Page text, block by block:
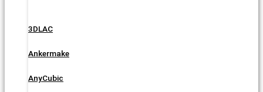
3DLAC
Ankermake
AnyCubic